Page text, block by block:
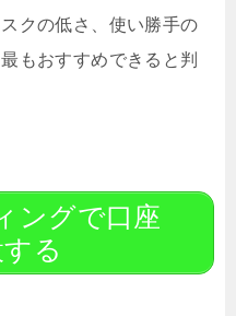
クの低さ、使い勝手の
もおすすめできると判
ングで口座
る